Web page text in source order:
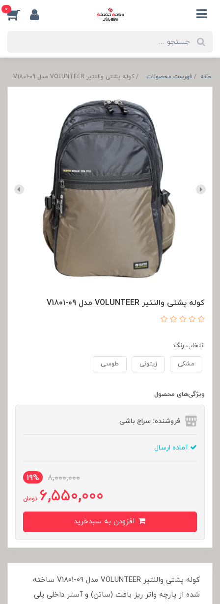
0
خانه فهرست محصولات کوله پشتی والنتیر VOLUNTEER مدل V1801-09
کوله پشتی والنتیر VOLUNTEER مدل V1801-09
انتخاب رنگ:
مشکی زیتونی طوسی
ویژگی‌های محصول
فروشنده: سراج باشی
آماده ارسال
8,000,000
19%
6,550,000 تومان
کوله پشتی والنتیر VOLUNTEER مدل V1801-09 ساخته
شده از پارچه واتر ریز بافت (ساتن) و آستر داخلی پلی